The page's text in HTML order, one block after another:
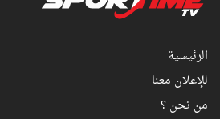
الرئيسية
للإعلان معنا
من نحن ؟